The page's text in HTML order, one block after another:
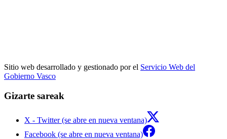
Sitio web desarrollado y gestionado por el Servicio Web del
Gobierno Vasco
Gizarte sareak
X - Twitter (se abre en nueva ventana)
Facebook (se abre en nueva ventana)